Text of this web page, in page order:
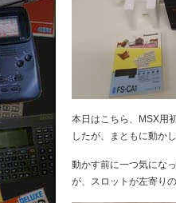
本日はこちら、MSX用
したが、まともに動か
動かす前に一つ気にな
が、スロットが左寄り